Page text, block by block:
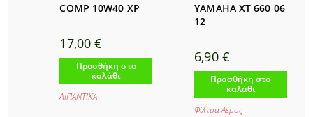
COMP 10W40 XP
17,00€
Προσθήκη στο
καλάθι
ΛΙΠΑΝΤΙΚΑ
YAMAHA XT 660 06
12
6,90 €
Προσθήκη στο
καλάθι
Φίλτρα Αέρος